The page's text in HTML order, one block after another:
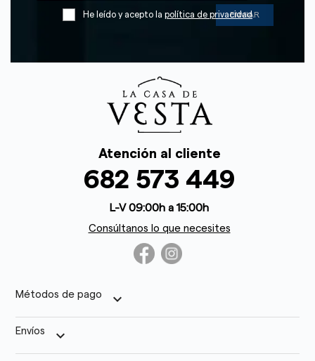
He leído y acepto la política de privacidad
Atención al cliente
682 573 449
L-V 09:00h a 15:00h
Consúltanos lo que necesites
Métodos de pago keyboard_arrow_down
Envíos keyboard_arrow_down